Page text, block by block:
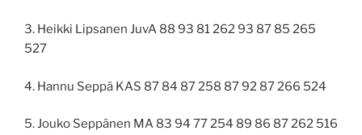
3. Heikki Lipsanen JuvA 88 93 81 262 93 87 85 265
527
4. Hannu Seppä KAS 87 84 87 258 87 92 87 266 524
5. Jouko Seppänen MA 83 94 77 254 89 86 87 262 516